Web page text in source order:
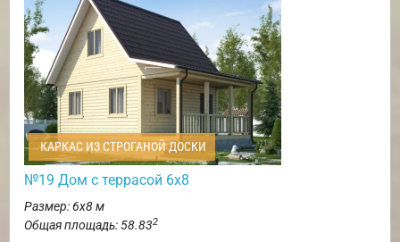
КАРКАС ИЗ СТРОГАНОЙ ДОСКИ
№19 Дом с террасой 6х8
Размер: 6х8 м
Общая площадь: 58.832